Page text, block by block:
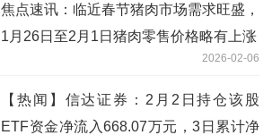
焦点速讯：临近春节猪肉市场需求旺盛，
1月26日至2月1日猪肉零售价格略有上涨
2026-02-06
【热闻】信达证券：2月2日持仓该股
ETF资金净流入668.07万元，3日累计净